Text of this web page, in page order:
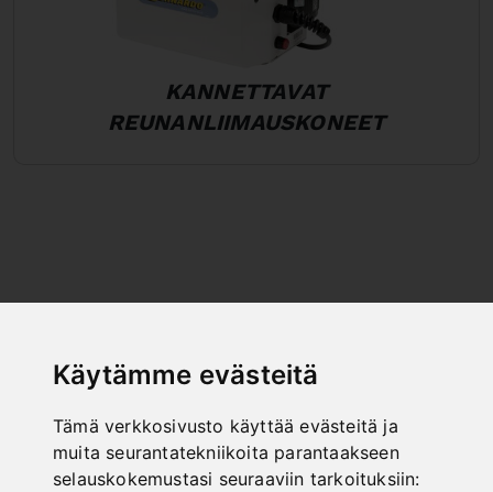
Käytämme evästeitä
Tämä verkkosivusto käyttää evästeitä ja
muita seurantatekniikoita parantaakseen
selauskokemustasi seuraaviin tarkoituksiin:
KANNETTAVAT
REUNANLIIMAUSKONEET